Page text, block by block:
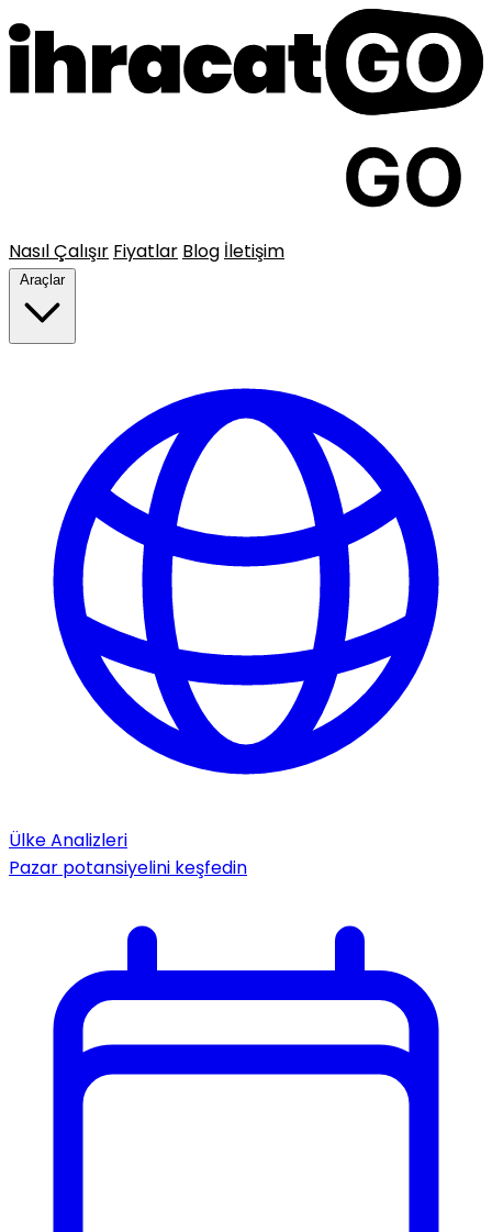
Nasıl Çalışır Fiyatlar Blog İletişim
Araçlar
Ülke Analizleri
Pazar potansiyelini keşfedin